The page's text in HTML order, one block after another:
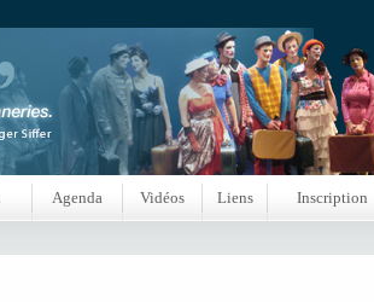
Agenda Vidéos Liens Inscription